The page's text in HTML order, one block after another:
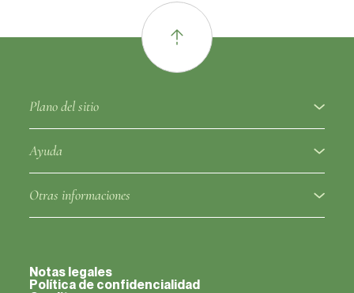
Plano del sitio
A proposito
Portainjertos
Ayuda
Glosario ampelográfico
Aviso de variedad de uva
Otras informaciones
Contactos
Notas legales
Política de confidencialidad